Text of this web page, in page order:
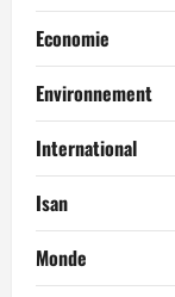
Economie
Environnement
International
Isan
Monde